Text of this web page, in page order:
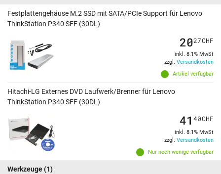
Festplattengehäuse M.2 SSD mit SATA/PCIe Support für Lenovo
ThinkStation P340 SFF (30DL)
Artikel verfügbar
2027CHF
inkl. 8.1% MwSt
zzgl. Versandkosten
Hitachi-LG Externes DVD Laufwerk/Brenner für Lenovo
ThinkStation P340 SFF (30DL)
Nur noch wenige verfügbar
41 40CHF
inkl. 8.1% MwSt
zzgl. Versandkosten
Werkzeuge(1)